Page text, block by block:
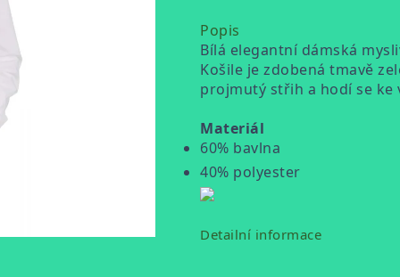
Popis
Bílá elegantní dámská
Košile je zdobená tmavě
projmutý střih a hodí se ke
Materiál
60% bavlna
40% polyester
Detailní informace